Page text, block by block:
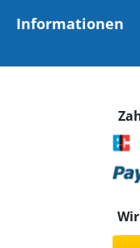
Informationen